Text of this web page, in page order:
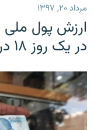
مرداد ۲۰, ۱۳۹۷
ارزش پول ملی
در یک روز ۱۸ درصد سقوط کرد